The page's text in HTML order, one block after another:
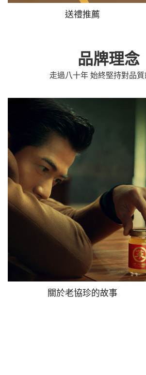
送禮推薦
品牌理念
走過八十年 始終堅持對品
關於老協珍的故事